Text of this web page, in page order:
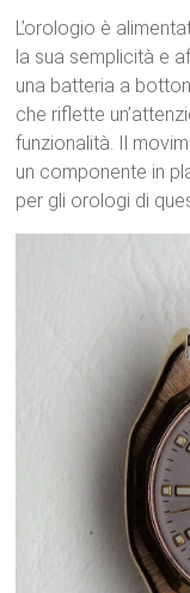
L’orologio è
la sua semplicità e
una batteria a
che riflette
funzionalità. Il
un componente in
per gli orologi di